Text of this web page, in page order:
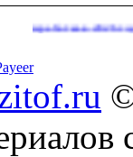
в 2026 году(40)|